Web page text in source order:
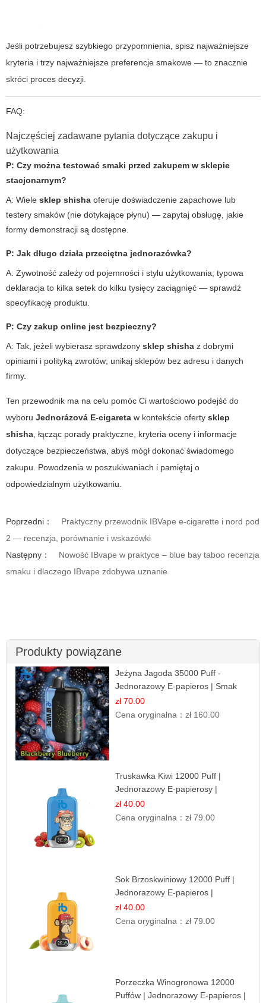
Jeśli potrzebujesz szybkiego przypomnienia, spisz najważniejsze
kryteria i trzy najważniejsze preferencje smakowe — to znacznie
skróci proces decyzji.
FAQ:
Najczęściej zadawane pytania dotyczące zakupu i
użytkowania
P: Czy można testować smaki przed zakupem w sklepie
stacjonarnym?
A: Wiele sklep shisha oferuje doświadczenie zapachowe lub
testery smaków (nie dotykające płynu) — zapytaj obsługę, jakie
formy demonstracji są dostępne.
P: Jak długo działa przeciętna jednorazówka?
A: Żywotność zależy od pojemności i stylu użytkowania; typowa
deklaracja to kilka setek do kilku tysięcy zaciągnięć — sprawdź
specyfikację produktu.
P: Czy zakup online jest bezpieczny?
A: Tak, jeżeli wybierasz sprawdzony sklep shisha z dobrymi
opiniami i polityką zwrotów; unikaj sklepów bez adresu i danych
firmy.
Ten przewodnik ma na celu pomóc Ci wartościowo podejść do
wyboru Jednorázová E-cigareta w kontekście oferty sklep
shisha , łącząc porady praktyczne, kryteria oceny i informacje
dotyczące bezpieczeństwa, abyś mógł dokonać świadomego
zakupu. Powodzenia w poszukiwaniach i pamiętaj o
odpowiedzialnym użytkowaniu.
Poprzedni：
Praktyczny przewodnik IBVape e-cigarette i nord pod
2 — recenzja, porównanie i wskazówki
Następny：
Nowość IBvape w praktyce – blue bay taboo recenzja
smaku i dlaczego IBvape zdobywa uznanie
Produkty powiązane
Jeżyna Jagoda 35000 Puff -
Jednorazowy E-papieros | Smak
Leśnych Owoców
zł 70.00
Cena oryginalna：zł 160.00
Truskawka Kiwi 12000 Puff |
Jednorazowy E-papierosy |
Owocowa Mieszanka
zł 40.00
Cena oryginalna：zł 79.00
Sok Brzoskwiniowy 12000 Puff |
Jednorazowy E-papieros |
Owocowy Smak
zł 40.00
Cena oryginalna：zł 79.00
Porzeczka Winogronowa 12000
Puffów | Jednorazowy E-papieros |